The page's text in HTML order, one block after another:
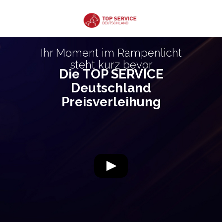
Die TOP SERVICE
Deutschland
Preisverleihung
Ihr Moment im Rampenlicht
steht kurz bevor